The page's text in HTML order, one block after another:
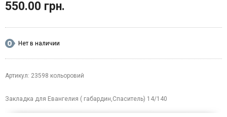
550.00 грн.
Нет в наличии
Артикул: 23598 кольоровий
Закладка для Евангелия ( габардин,Спаситель) 14/140